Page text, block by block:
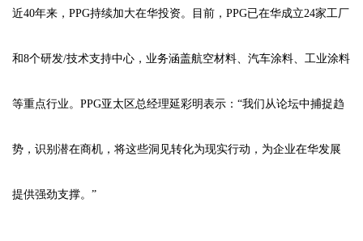
近40年来，PPG持续加大在华投资。目前，PPG已在华成立24家工厂
和8个研发/技术支持中心，业务涵盖航空材料、汽车涂料、工业涂料
等重点行业。PPG亚太区总经理延彩明表示：“我们从论坛中捕捉趋
势，识别潜在商机，将这些洞见转化为现实行动，为企业在华发展
提供强劲支撑。”